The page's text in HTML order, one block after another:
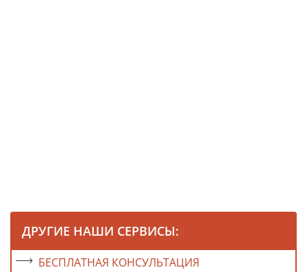
ДРУГИЕ НАШИ СЕРВИСЫ:
БЕСПЛАТНАЯ КОНСУЛЬТАЦИЯ